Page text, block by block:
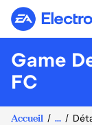
Game
FC
Accueil ...